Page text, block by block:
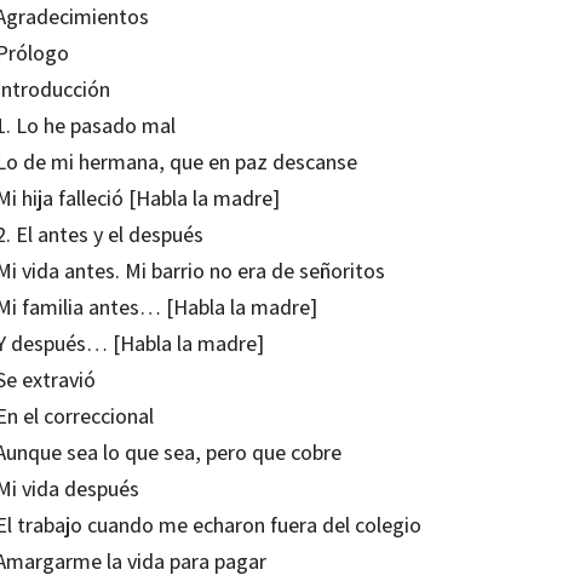
Lo he pasado mal
de mi hermana, que en paz descanse
hija falleció [Habla la madre]
El antes y el después
vida antes. Mi barrio no era de señoritos
familia antes… [Habla la madre]
después… [Habla la madre]
extravió
el correccional
sea lo que sea, pero que cobre
vida después
trabajo cuando me echaron fuera del colegio
la vida para pagar